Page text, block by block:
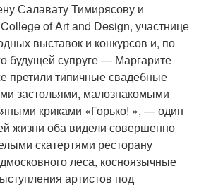
Салавату Тимирясову и
of Art and Design, участнице
выставок и конкурсов и, по
будущей супруге — Маргарите
претили типичные свадебные
застольями, малознакомыми
криками «Горько! », — один
жизни оба видели совершенно
скатертями ресторану
леса, косноязычные
артистов под